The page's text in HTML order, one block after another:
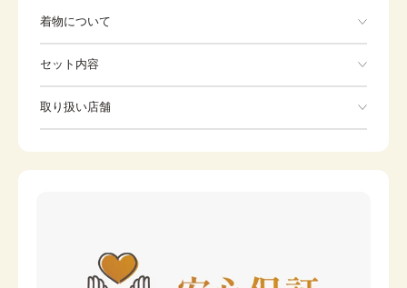
着物について
セット内容
取り扱い店舗